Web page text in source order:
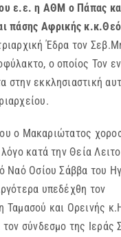
ε.ε. η ΑΘΜ ο Πάπας
πάσης Αφρικής
Έδρα τον
ο οποίος Τον
στην εκκλησιαστική
ο Μακαριώτατος
κατά την Θεία
Ναό Οσίου Σάββα του
υπεδέχθη τον
Ταμασού και Ορεινής
τον σύνδεσμο της Ιεράς